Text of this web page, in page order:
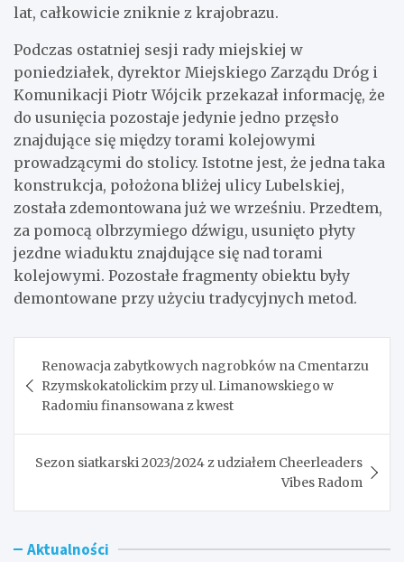
lat, całkowicie zniknie z krajobrazu.
Podczas ostatniej sesji rady miejskiej w
poniedziałek, dyrektor Miejskiego Zarządu Dróg i
Komunikacji Piotr Wójcik przekazał informację, że
do usunięcia pozostaje jedynie jedno przęsło
znajdujące się między torami kolejowymi
prowadzącymi do stolicy. Istotne jest, że jedna taka
konstrukcja, położona bliżej ulicy Lubelskiej,
została zdemontowana już we wrześniu. Przedtem,
za pomocą olbrzymiego dźwigu, usunięto płyty
jezdne wiaduktu znajdujące się nad torami
kolejowymi. Pozostałe fragmenty obiektu były
demontowane przy użyciu tradycyjnych metod.
wpisu
Renowacja zabytkowych nagrobków na Cmentarzu
Rzymskokatolickim przy ul. Limanowskiego w
Radomiu finansowana z kwest
Sezon siatkarski 2023/2024 z udziałem Cheerleaders
Vibes Radom
Aktualności